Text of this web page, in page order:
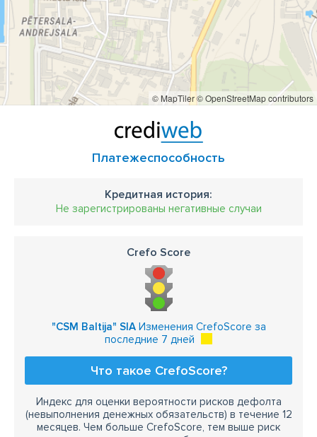
© MapTiler© OpenStreetMap contributors
Платежеспособность
Кредитная история:
Не зарегистрированы негативные случаи
Crefo Score
"CSM Baltija" SIAИзменения CrefoScore за
последние 7 дней
Что такое CrefoScore?
Индекс для оценки вероятности рисков дефолта
(невыполнения денежных обязательств) в течение 12
месяцев. Чем больше CrefoScore, тем выше риск